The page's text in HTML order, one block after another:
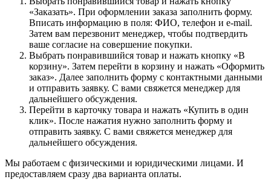
«Заказать». При оформлении заказа заполнить форму.
Вписать информацию в поля: ФИО, телефон и e-mail.
Затем вам перезвонит менеджер, чтобы подтвердить
ваше согласие на совершение покупки.
Выбрать понравившийся товар и нажать кнопку «В
корзину». Затем перейти в корзину и нажать «Оформить
заказ». Далее заполнить форму с контактными данными
и отправить заявку. С вами свяжется менеджер для
дальнейшего обсуждения.
Перейти в карточку товара и нажать «Купить в один
клик». После нажатия нужно заполнить форму и
отправить заявку. С вами свяжется менеджер для
дальнейшего обсуждения.
Мы работаем с физическими и юридическими лицами. И
предоставляем сразу два варианта оплаты.